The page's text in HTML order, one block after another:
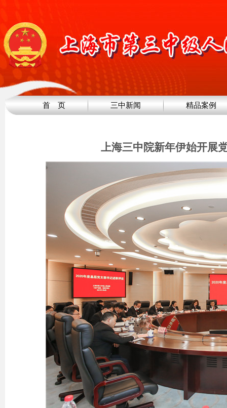
首 页 三中新闻 精品案例
上海三中院新年伊始开展